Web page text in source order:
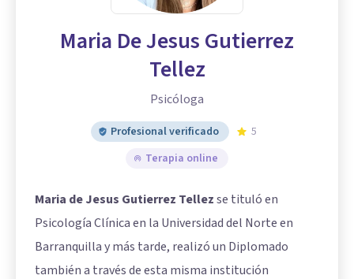
Maria De Jesus Gutierrez
Tellez
Psicóloga
Profesional verificado
5
Terapia online
Maria de Jesus Gutierrez Tellezse tituló en
Psicología Clínica en la Universidad del Norte en
Barranquilla y más tarde, realizó un Diplomado
también a través de esta misma institución